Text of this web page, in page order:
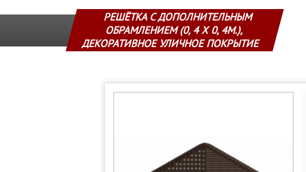
РЕШЁТКА С ДОПОЛНИТЕЛЬНЫМ
ОБРАМЛЕНИЕМ (0, 4 Х 0, 4М.),
ДЕКОРАТИВНОЕ УЛИЧНОЕ ПОКРЫТИЕ